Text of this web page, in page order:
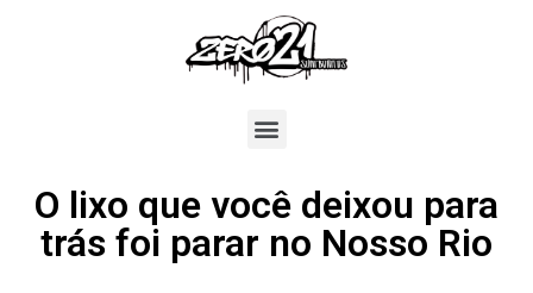
O lixo que você deixou para
trás foi parar no Nosso Rio